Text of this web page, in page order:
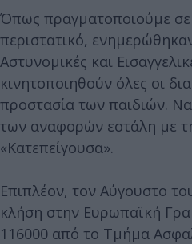
Όπως πραγματοποιούμε
περιστατικό,
Αστυνομικές και
κινητοποιηθούν όλες οι
προστασία των παιδιών.
των αναφορών εστάλη με
«Κατεπείγουσα».
Επιπλέον, τον Αύγουστο
κλήση στην Ευρωπαϊκή
116000 από το Τμήμα